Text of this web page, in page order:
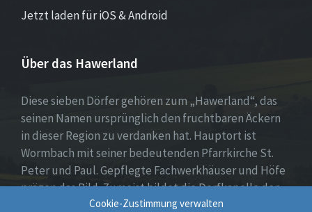
Cookie-Zustimmung verwalten
Jetzt laden für iOS & Android
Über das Hawerland
Diese sieben Dörfer gehören zum „Hawerland“, das
seinen Namen ursprünglich den fruchtbaren Äckern
in dieser Region zu verdanken hat. Hauptort ist
Wormbach mit seiner bedeutenden Pfarrkirche St.
Peter und Paul. Gepflegte Fachwerkhäuser und Höfe
prägen das Bild. Zumeist bildet die Dorfkapelle den
Mittelpunkt, umgeben von Wohnhäusern, Spiel- oder